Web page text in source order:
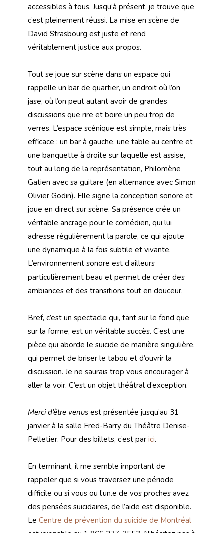
accessibles à tous. Jusqu’à présent, je trouve que
c’est pleinement réussi. La mise en scène de
David Strasbourg est juste et rend
véritablement justice aux propos.
Tout se joue sur scène dans un espace qui
rappelle un bar de quartier, un endroit où l’on
jase, où l’on peut autant avoir de grandes
discussions que rire et boire un peu trop de
verres. L’espace scénique est simple, mais très
efficace : un bar à gauche, une table au centre et
une banquette à droite sur laquelle est assise,
tout au long de la représentation, Philomène
Gatien avec sa guitare (en alternance avec Simon
Olivier Godin). Elle signe la conception sonore et
joue en direct sur scène. Sa présence crée un
véritable ancrage pour le comédien, qui lui
adresse régulièrement la parole, ce qui ajoute
une dynamique à la fois subtile et vivante.
L’environnement sonore est d’ailleurs
particulièrement beau et permet de créer des
ambiances et des transitions tout en douceur.
Bref, c’est un spectacle qui, tant sur le fond que
sur la forme, est un véritable succès. C’est une
pièce qui aborde le suicide de manière singulière,
qui permet de briser le tabou et d’ouvrir la
discussion. Je ne saurais trop vous encourager à
aller la voir. C’est un objet théâtral d’exception.
Merci d’être venus est présentée jusqu’au 31
janvier à la salle Fred-Barry du Théâtre Denise-
Pelletier. Pour des billets, c’est par ici.
En terminant, il me semble important de
rappeler que si vous traversez une période
difficile ou si vous ou l’un.e de vos proches avez
des pensées suicidaires, de l’aide est disponible.
Le Centre de prévention du suicide de Montréal